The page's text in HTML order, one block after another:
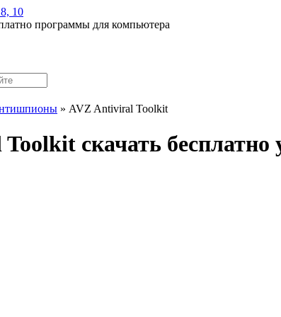
10
программы для компьютера
» AVZ Antiviral Toolkit
скачать